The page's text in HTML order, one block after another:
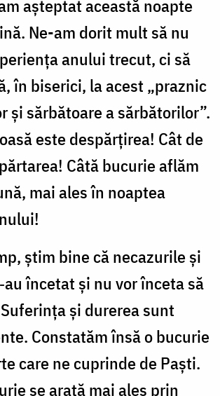
așteptat această noapte
Ne-am dorit mult să nu
anului trecut, ci să
în biserici, la acest „praznic
şi sărbătoare a sărbătorilor”.
este despărțirea! Cât de
Câtă bucurie aflăm
mai ales în noaptea
ştim bine că necazurile și
încetat şi nu vor înceta să
și durerea sunt
Constatăm însă o bucurie
care ne cuprinde de Paști.
se arată mai ales prin